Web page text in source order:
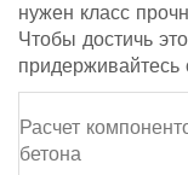
нужен класс
Чтобы достичь
Расчет
бетона